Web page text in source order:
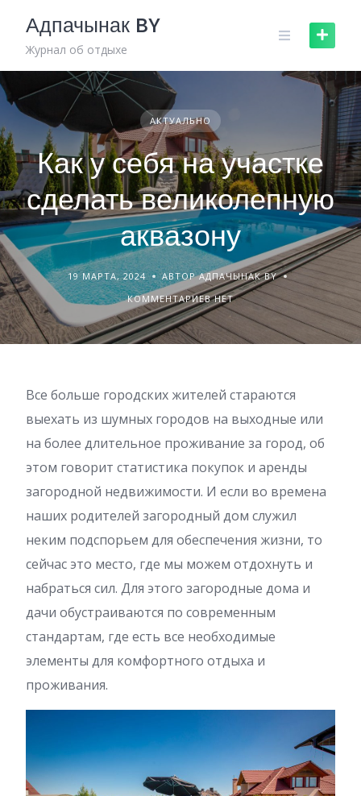
content
Адпачынак BY
Журнал об отдыхе
АКТУАЛЬНО
Как у себя на участке
сделать великолепную
аквазону
19 МАРТА, 2024
АВТОР АДПАЧЫНАК BY
КОММЕНТАРИЕВ НЕТ
Все больше городских жителей стараются
выехать из шумных городов на выходные или
на более длительное проживание за город, об
этом говорит статистика покупок и аренды
загородной недвижимости. И если во времена
наших родителей загородный дом служил
неким подспорьем для обеспечения жизни, то
сейчас это место, где мы можем отдохнуть и
набраться сил. Для этого загородные дома и
дачи обустраиваются по современным
стандартам, где есть все необходимые
элементы для комфортного отдыха и
проживания.